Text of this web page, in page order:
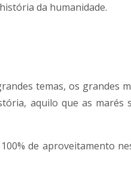
da humanidade.
temas, os grandes
aquilo que as
de aproveitamento